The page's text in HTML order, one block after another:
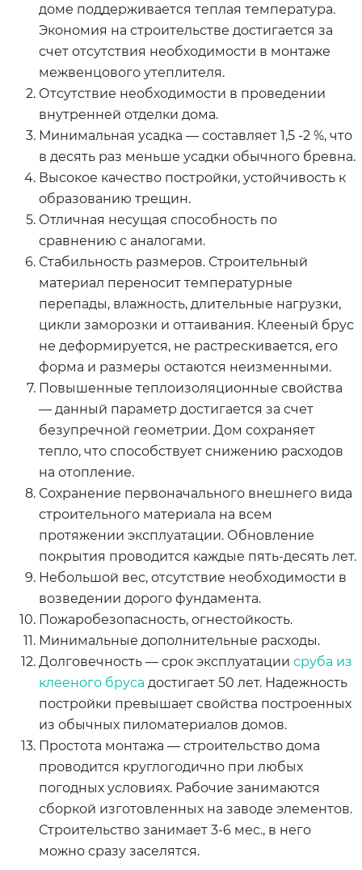
доме поддерживается теплая температура.
Экономия на строительстве достигается за
счет отсутствия необходимости в монтаже
межвенцового утеплителя.
Отсутствие необходимости в проведении
внутренней отделки дома.
Минимальная усадка — составляет 1,5 -2 %, что
в десять раз меньше усадки обычного бревна.
Высокое качество постройки, устойчивость к
образованию трещин.
Отличная несущая способность по
сравнению с аналогами.
Стабильность размеров. Строительный
материал переносит температурные
перепады, влажность, длительные нагрузки,
цикли заморозки и оттаивания. Клееный брус
не деформируется, не растрескивается, его
форма и размеры остаются неизменными.
Повышенные теплоизоляционные свойства
— данный параметр достигается за счет
безупречной геометрии. Дом сохраняет
тепло, что способствует снижению расходов
на отопление.
Сохранение первоначального внешнего вида
строительного материала на всем
протяжении эксплуатации. Обновление
покрытия проводится каждые пять-десять лет.
Небольшой вес, отсутствие необходимости в
возведении дорого фундамента.
Пожаробезопасность, огнестойкость.
Минимальные дополнительные расходы.
Долговечность — срок эксплуатации сруба из
клееного бруса достигает 50 лет. Надежность
постройки превышает свойства построенных
из обычных пиломатериалов домов.
Простота монтажа — строительство дома
проводится круглогодично при любых
погодных условиях. Рабочие занимаются
сборкой изготовленных на заводе элементов.
Строительство занимает 3-6 мес., в него
можно сразу заселятся.